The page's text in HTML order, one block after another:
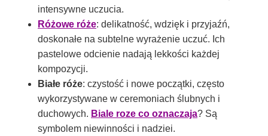
intensywne uczucia.
Różowe róże: delikatność, wdzięk i przyjaźń,
doskonałe na subtelne wyrażenie uczuć. Ich
pastelowe odcienie nadają lekkości każdej
kompozycji.
Białe róże: czystość i nowe początki, często
wykorzystywane w ceremoniach ślubnych i
duchowych. Biale roze co oznaczaja? Są
symbolem niewinności i nadziei.